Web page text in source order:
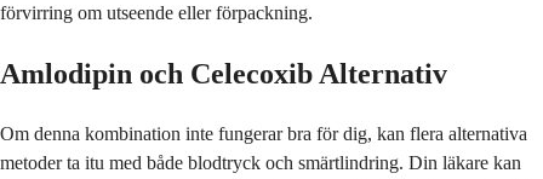
förvirring om utseende eller förpackning.
Amlodipin och Celecoxib Alternativ
Om denna kombination inte fungerar bra för dig, kan flera alternativa
metoder ta itu med både blodtryck och smärtlindring. Din läkare kan